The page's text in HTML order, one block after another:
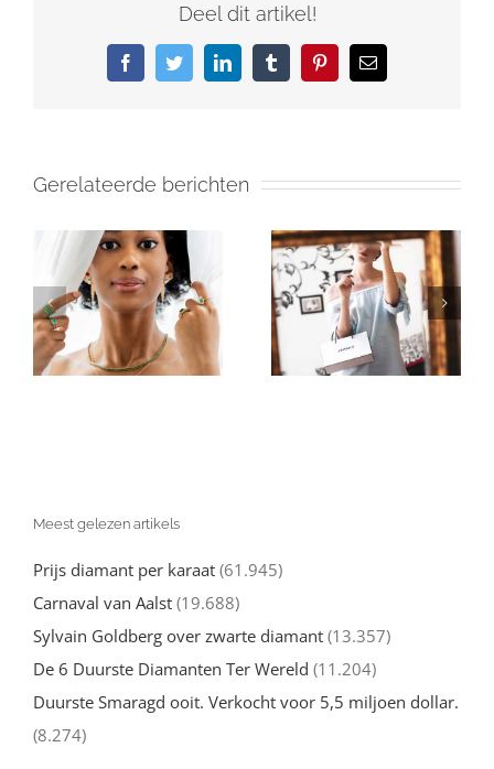
Deel dit artikel!
FacebookTwitterLinkedInTumblrPinterest
E-
mail
Gerelateerde berichten
Luxesector ziet
groei in eerste
kwartaal
Vicieuze cyclus
in het ruw?
Meest gelezen artikels
Prijs diamant per karaat (61.945)
Carnaval van Aalst (19.688)
Sylvain Goldberg over zwarte diamant (13.357)
De 6 Duurste Diamanten Ter Wereld (11.204)
Duurste Smaragd ooit. Verkocht voor 5,5 miljoen dollar.
(8.274)